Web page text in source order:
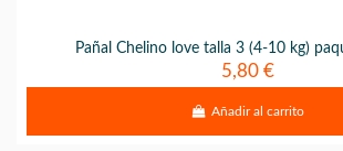
Pañal Chelino love talla 3 (4-10 kg)
5,80 €
Añadir al carrito